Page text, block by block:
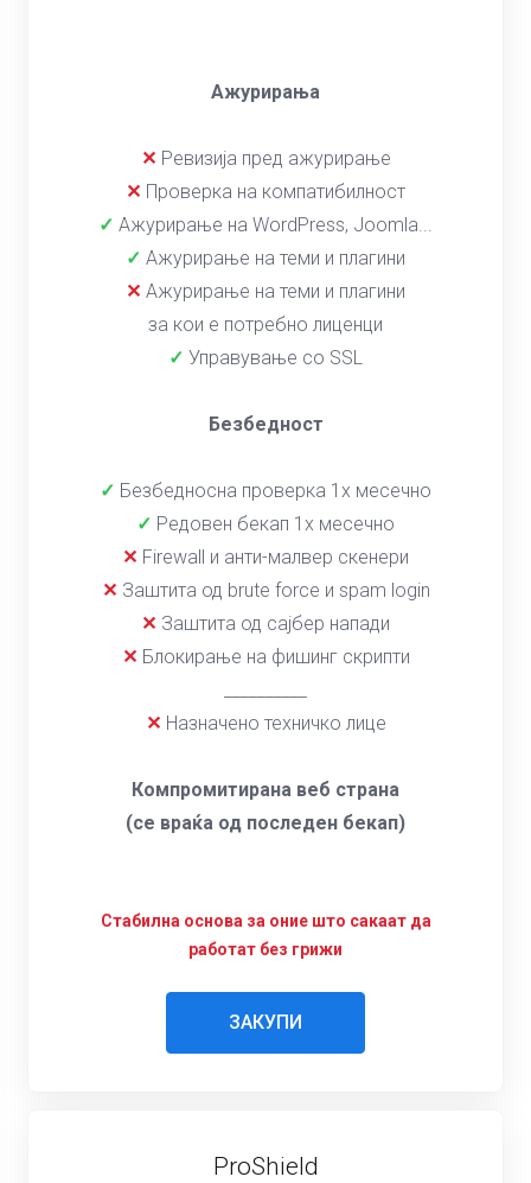
Ажурирања
✕ Ревизија пред ажурирање
✕ Проверка на компатибилност
✓ Ажурирање на WordPress, Joomla...
✓ Ажурирање на теми и плагини
✕ Ажурирање на теми и плагини
за кои е потребно лиценци
✓ Управување со SSL
Безбедност
✓ Безбедносна проверка 1x месечно
✓ Редовен бекап 1x месечно
✕ Firewall и анти-малвер скенери
✕ Заштита од brute force и spam login
✕ Заштита од сајбер напади
✕ Блокирање на фишинг скрипти
✕ Назначено техничко лице
Компромитирана веб страна
(се враќа од последен бекап)
Стабилна основа за оние што сакаат да
работат без грижи
ЗАКУПИ
ProShield